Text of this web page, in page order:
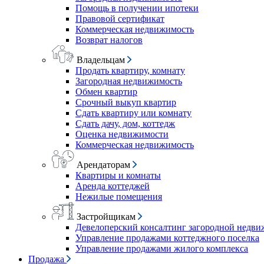
Помощь в получении ипотеки
Правовой сертификат
Коммерческая недвижимость
Возврат налогов
Владельцам
Продать квартиру, комнату
Загородная недвижимость
Обмен квартир
Срочный выкуп квартир
Сдать квартиру или комнату
Сдать дачу, дом, коттедж
Оценка недвижимости
Коммерческая недвижимость
Арендаторам
Квартиры и комнаты
Аренда коттеджей
Нежилые помещения
Застройщикам
Девелоперский консалтинг загородной
Управление продажами коттеджного поселка
Управление продажами жилого комплекса
Продажа